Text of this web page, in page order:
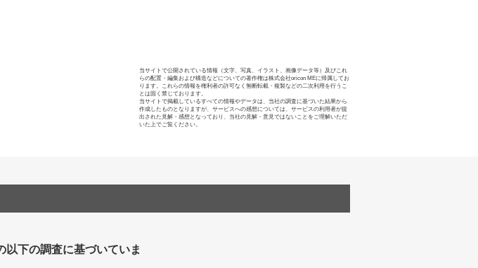
当サイトで公開されている情報（文字、写真、イラスト、画像データ等）及びこれ
らの配置・編集および構造などについての著作権は株式会社oricon MEに帰属してお
ります。これらの情報を権利者の許可なく無断転載・複製などの二次利用を行うこ
とは固く禁じております。
当サイトで掲載しているすべての情報やデータは、当社の調査に基づいた結果から
作成したものとなりますが、サービスへの感想については、サービスの利用者が提
出された見解・感想となっており、当社の見解・意見ではないことをご理解いただ
いた上でご覧ください。
以下の調査に基づいていま